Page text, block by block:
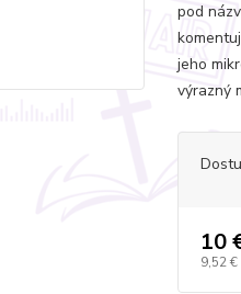
pod
jeho
výrazný
10
9,52 €